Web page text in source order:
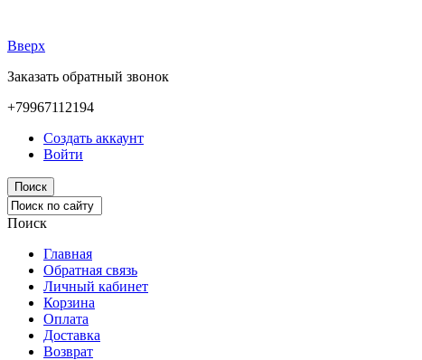
Вверх
Заказать обратный звонок
+79967112194
Создать аккаунт
Войти
Поиск
Поиск
Главная
Обратная связь
Личный кабинет
Корзина
Оплата
Доставка
Возврат